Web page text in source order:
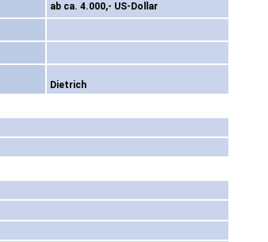
ab ca. 4.000,- US-Dollar
Dietrich